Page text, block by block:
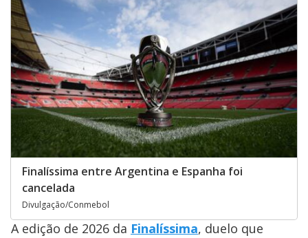
Finalíssima entre Argentina e Espanha foi
cancelada
Divulgação/Conmebol
A edição de 2026 da Finalíssima, duelo que